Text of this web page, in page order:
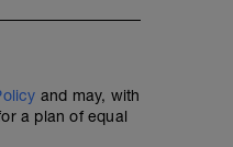
and may, with
a plan of equal